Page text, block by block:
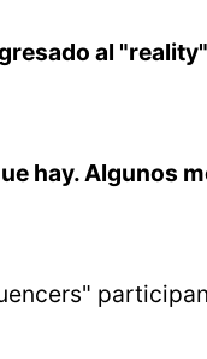
al
hay. Algunos